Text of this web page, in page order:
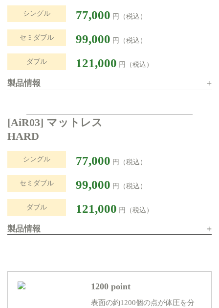
シングル 77,000 円（税込）
セミダブル 99,000 円（税込）
ダブル 121,000 円（税込）
製品情報 +
[AiR03] マットレス
HARD
シングル 77,000 円（税込）
セミダブル 99,000 円（税込）
ダブル 121,000 円（税込）
製品情報 +
1200 point
表面の約1200個の点が体圧を分